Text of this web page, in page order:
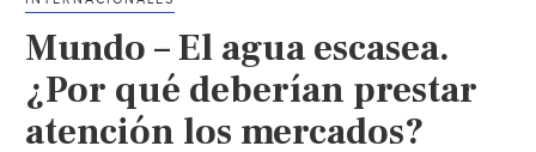
solo
falta
inversión,
también
Mundo – El agua escasea.
¿Por qué deberían prestar
atención los mercados?